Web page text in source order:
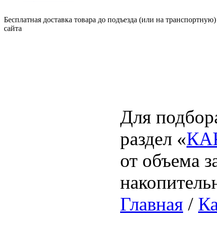
Бесплатная доставка товара до подъезда (или на
сайта
Для
раздел «
от объема
Главная /